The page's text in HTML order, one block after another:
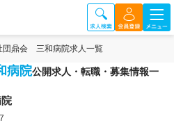
団鼎会 三和病院求人一覧
病院公開求人・転職・募集情報一